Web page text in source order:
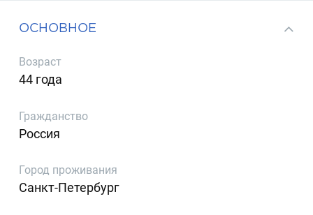
ОСНОВНОЕ
Возраст
44 года
Гражданство
Россия
Город проживания
Санкт-Петербург